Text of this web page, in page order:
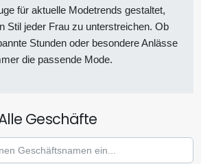
für aktuelle Modetrends gestaltet,
Stil jeder Frau zu unterstreichen. Ob
Stunden oder besondere Anlässe
die passende Mode.
Geschäfte